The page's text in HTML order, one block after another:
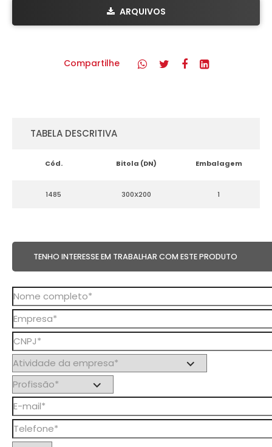
ARQUIVOS
Compartilhe
TABELA DESCRITIVA
Cód. Bitola (DN) Embalagem
1485 300X200 1
TENHO INTERESSE EM TRABALHAR COM ESTE PRODUTO